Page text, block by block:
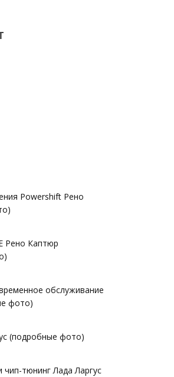
Powershift Рено
Рено Каптюр
обслуживание
фото)
(подробные фото)
чип-тюнинг Лада Ларгус